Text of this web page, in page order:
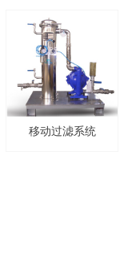
移动过滤系统